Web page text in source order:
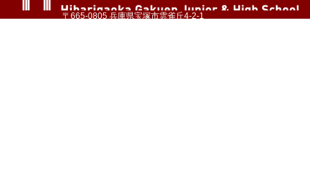
〒665-0805 兵庫県宝塚市雲雀丘4-2-1